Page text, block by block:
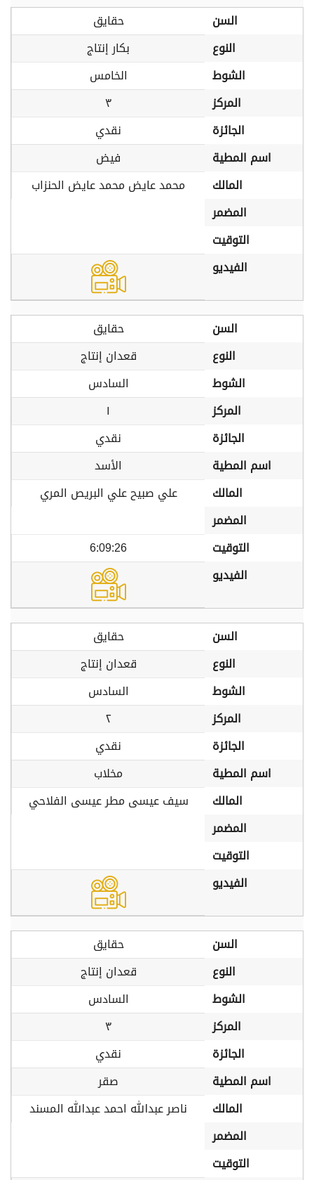
السن
حقايق
النوع
بكار إنتاج
الشوط
الخامس
المركز
٣
الجائزة
نقدي
اسم المطية
فيض
المالك
محمد عايض محمد عايض الحنزاب
المضمر
التوقيت
الفيديو
السن
حقايق
النوع
قعدان إنتاج
الشوط
السادس
المركز
١
الجائزة
نقدي
اسم المطية
الأسد
المالك
علي صبيح علي البريص المري
المضمر
التوقيت
6:09:26
الفيديو
السن
حقايق
النوع
قعدان إنتاج
الشوط
السادس
المركز
٢
الجائزة
نقدي
اسم المطية
مخلاب
المالك
سيف عيسى مطر عيسى الفلاحي
المضمر
التوقيت
الفيديو
السن
حقايق
النوع
قعدان إنتاج
الشوط
السادس
المركز
٣
الجائزة
نقدي
اسم المطية
صقر
المالك
ناصر عبدالله احمد عبدالله المسند
المضمر
التوقيت